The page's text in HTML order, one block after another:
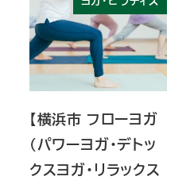
【横浜市 フローヨガ
（パワーヨガ・デトッ
クスヨガ・リラックス